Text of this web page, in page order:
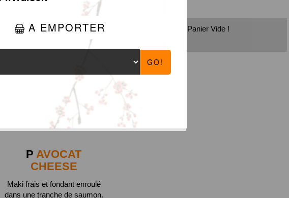
P AVOCAT
CHEESE
Maki frais et fondant enroulé
dans une tranche de saumon.
Panier Vide !